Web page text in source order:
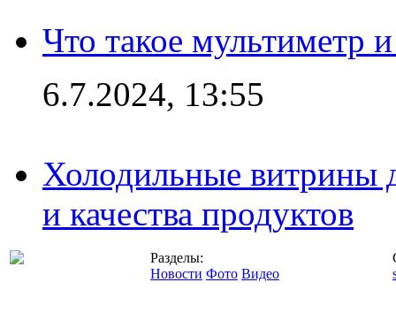
Что такое мультиметр
6.7.2024, 13:55
Холодильные витрины
и качества продуктов
Разделы:
Новости Фото Видео